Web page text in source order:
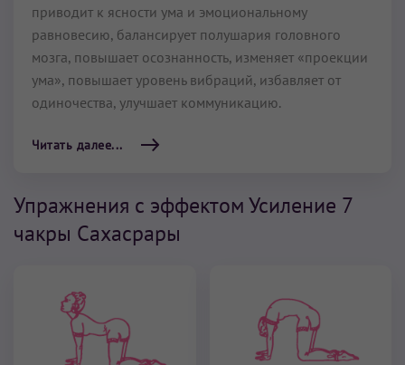
приводит к ясности ума и эмоциональному
равновесию, балансирует полушария головного
мозга, повышает осознанность, изменяет «проекции
ума», повышает уровень вибраций, избавляет от
одиночества, улучшает коммуникацию.
Читать далее...
Упражнения с эффектом Усиление 7
чакры Сахасрары